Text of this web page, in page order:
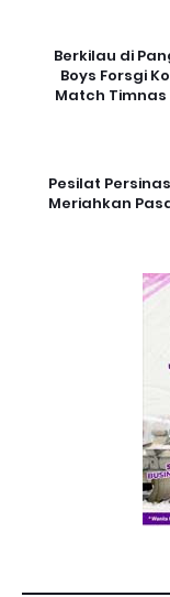
Berkilau di
Boys Forsgi
Match Timnas
795 Pesilat
Meriahkan